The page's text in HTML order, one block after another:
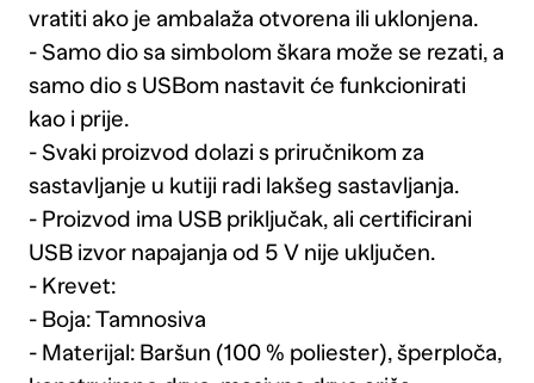
vratiti ako je ambalaža otvorena ili uklonjena.
- Samo dio sa simbolom škara može se rezati, a
samo dio s USBom nastavit će funkcionirati
kao i prije.
- Svaki proizvod dolazi s priručnikom za
sastavljanje u kutiji radi lakšeg sastavljanja.
- Proizvod ima USB priključak, ali certificirani
USB izvor napajanja od 5 V nije uključen.
- Krevet:
- Boja: Tamnosiva
- Materijal: Baršun (100 % poliester), šperploča,